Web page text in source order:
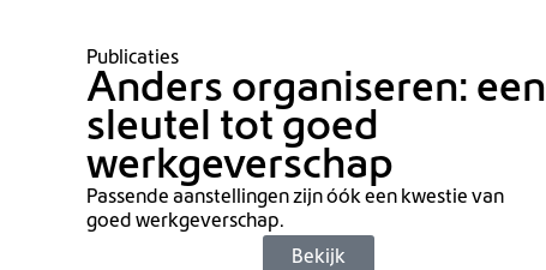
Publicaties
Anders organiseren: een
sleutel tot goed
werkgeverschap
Passende aanstellingen zijn óók een kwestie van
goed werkgeverschap.
Bekijk